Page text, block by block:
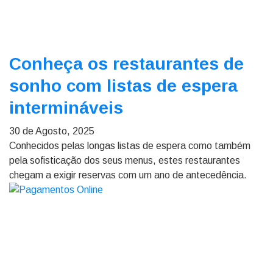
Conheça os restaurantes de
sonho com listas de espera
intermináveis
30 de Agosto, 2025
Conhecidos pelas longas listas de espera como também
pela sofisticação dos seus menus, estes restaurantes
chegam a exigir reservas com um ano de antecedência.